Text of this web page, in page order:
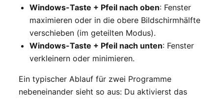
Windows-Taste + Pfeil nach oben: Fenster
maximieren oder in die obere Bildschirmhälfte
verschieben (im geteilten Modus).
Windows-Taste + Pfeil nach unten: Fenster
verkleinern oder minimieren.
Ein typischer Ablauf für zwei Programme
nebeneinander sieht so aus: Du aktivierst das